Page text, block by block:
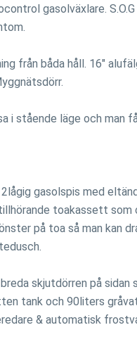
gasolväxlare.
från båda håll. 16"
i stående läge och man
gasolspis med
toakassett som
på toa så man kan
skjutdörren på sidan
tank och 90liters
& automatisk